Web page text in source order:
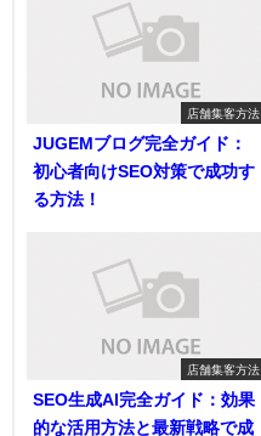
店舗集客方法
JUGEMブログ完全ガイド：
初心者向けSEO対策で成功す
る方法！
店舗集客方法
SEO生成AI完全ガイド：効果
的な活用方法と最新戦略で成